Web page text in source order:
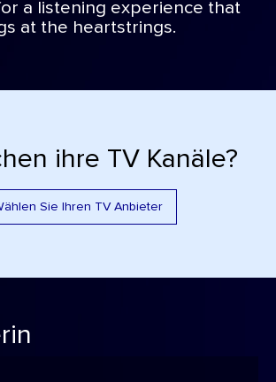
a listening experience that
at the heartstrings.
ihre TV Kanäle?
Sie Ihren TV Anbieter